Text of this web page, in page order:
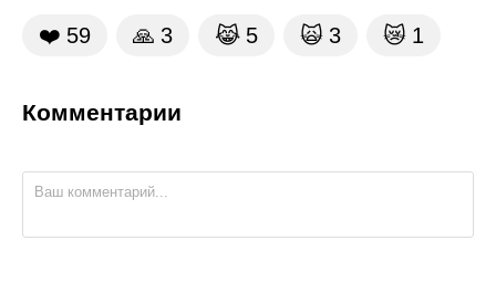
❤️ 59 🙏 3 😹 5 🙀 3 😿 1
Комментарии